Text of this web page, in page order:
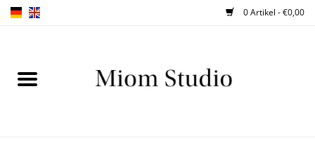
0 Artikel - €0,00